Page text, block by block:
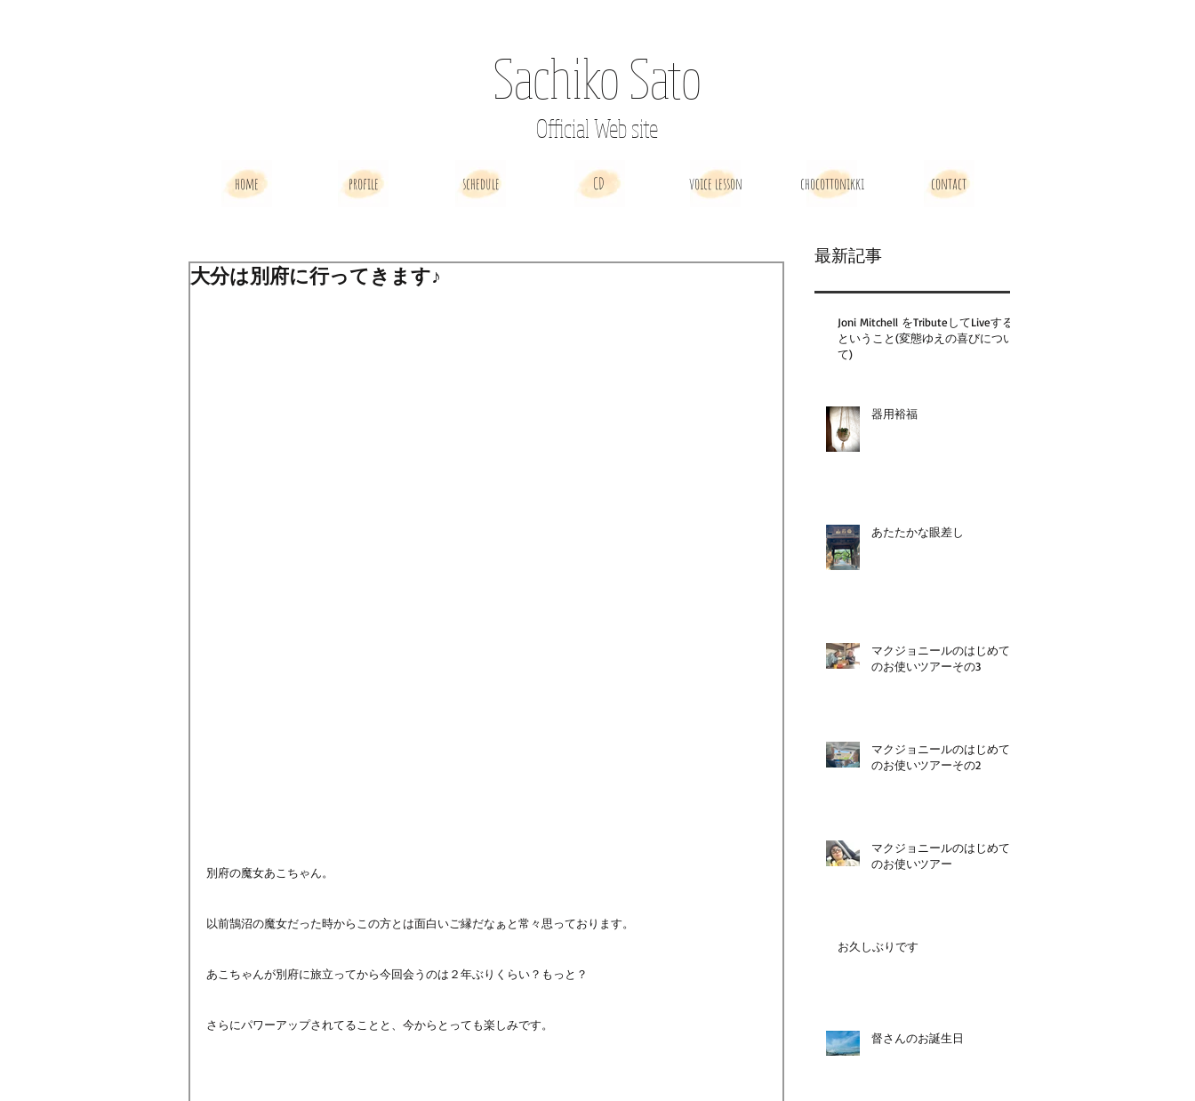
Sachiko Sato
Official Web site
home profile schedule CD voice lesson chocottonikki contact
大分は別府に行ってきます♪
別府の魔女あこちゃん。
以前鵠沼の魔女だった時からこの方とは面白いご縁だなぁと常々思っております。
あこちゃんが別府に旅立ってから今回会うのは２年ぶりくらい？もっと？
さらにパワーアップされてることと、今からとっても楽しみです。
最新記事
Joni Mitchell をTributeしてLiveする
ということ(変態ゆえの喜びについ
て)
器用裕福
あたたかな眼差し
マクジョニールのはじめて
のお使いツアーその3
マクジョニールのはじめて
のお使いツアーその2
マクジョニールのはじめて
のお使いツアー
お久しぶりです
督さんのお誕生日